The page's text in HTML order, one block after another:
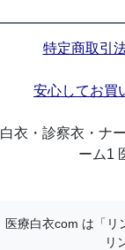
特定商取引
安心してお買
白衣・診察衣・ナ
ーム1
医療白衣com は「リ
リ